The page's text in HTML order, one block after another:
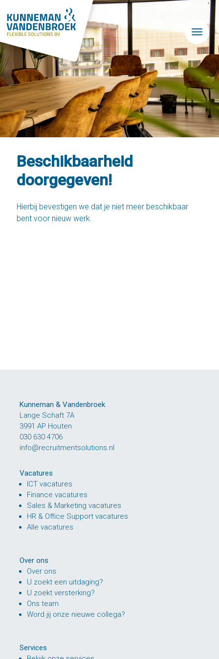
Beschikbaarheid
doorgegeven!
Hierbij bevestigen we dat je niet meer beschikbaar
bent voor nieuw werk.
Kunneman & Vandenbroek
Lange Schaft 7A
3991 AP Houten
030 630 4706
info@recruitmentsolutions.nl
Vacatures
ICT vacatures
Finance vacatures
Sales & Marketing vacatures
HR & Office Support vacatures
Alle vacatures
Over ons
Over ons
U zoekt een uitdaging?
U zoekt versterking?
Ons team
Word jij onze nieuwe collega?
Services